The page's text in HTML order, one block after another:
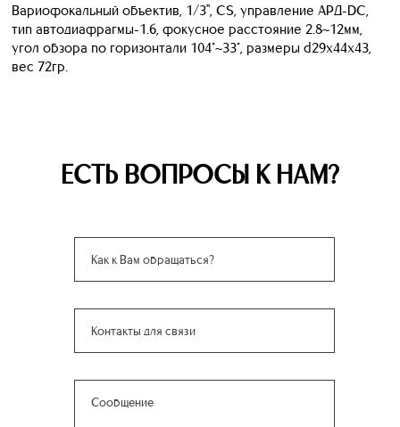
Вариофокальный объектив, 1/3", CS, управление АРД-DC,
тип автодиафрагмы-1.6, фокусное расстояние 2.8~12мм,
угол обзора по горизонтали 104°~33°, размеры d29х44х43,
вес 72гр.
ЕСТЬ ВОПРОСЫ К НАМ?